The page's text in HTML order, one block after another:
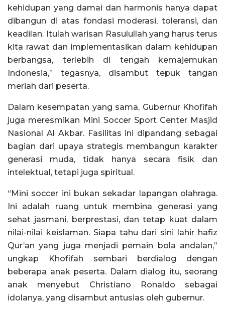
kehidupan yang damai dan harmonis hanya dapat
dibangun di atas fondasi moderasi, toleransi, dan
keadilan. Itulah warisan Rasulullah yang harus terus
kita rawat dan implementasikan dalam kehidupan
berbangsa, terlebih di tengah kemajemukan
Indonesia,” tegasnya, disambut tepuk tangan
meriah dari peserta.
Dalam kesempatan yang sama, Gubernur Khofifah
juga meresmikan Mini Soccer Sport Center Masjid
Nasional Al Akbar. Fasilitas ini dipandang sebagai
bagian dari upaya strategis membangun karakter
generasi muda, tidak hanya secara fisik dan
intelektual, tetapi juga spiritual.
“Mini soccer ini bukan sekadar lapangan olahraga.
Ini adalah ruang untuk membina generasi yang
sehat jasmani, berprestasi, dan tetap kuat dalam
nilai-nilai keislaman. Siapa tahu dari sini lahir hafiz
Qur’an yang juga menjadi pemain bola andalan,”
ungkap Khofifah sembari berdialog dengan
beberapa anak peserta. Dalam dialog itu, seorang
anak menyebut Christiano Ronaldo sebagai
idolanya, yang disambut antusias oleh gubernur.